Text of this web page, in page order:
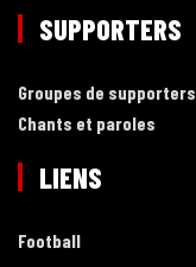
SUPPORTERS
Groupes de supporters
Chants et paroles
LIENS
Football